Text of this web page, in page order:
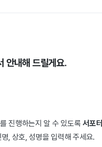
안내해 드릴게요.
진행하는지 알 수 있도록서포
, 상호, 성명을 입력해 주세요.